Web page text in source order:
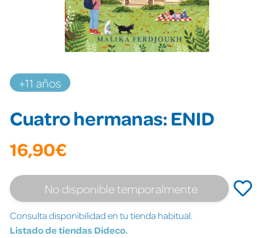
+11 años
Cuatro hermanas: ENID
16,90€
No disponible temporalmente
Consulta disponibilidad en tu tienda habitual.
Listado de tiendas Dideco.